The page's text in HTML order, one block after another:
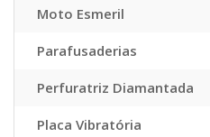
Moto Esmeril
Parafusaderias
Perfuratriz Diamantada
Placa Vibratória